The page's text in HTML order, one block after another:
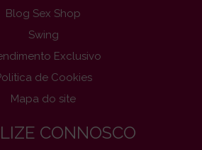
Blog Sex Shop
Swing
Exclusivo
de Cookies
Mapa do site
CONNOSCO